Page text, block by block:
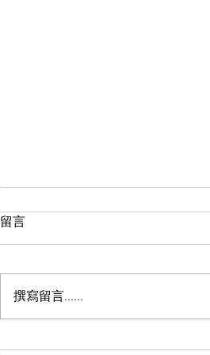
留言
撰寫留言......